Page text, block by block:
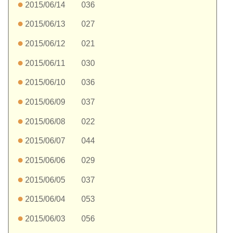
2015/06/14 036
2015/06/13 027
2015/06/12 021
2015/06/11 030
2015/06/10 036
2015/06/09 037
2015/06/08 022
2015/06/07 044
2015/06/06 029
2015/06/05 037
2015/06/04 053
2015/06/03 056